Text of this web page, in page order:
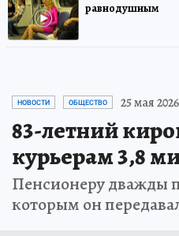
равнодушным
НОВОСТИ ОБЩЕСТВО 25 мая
83-летний
курьерам 3,8
Пенсионеру дважды
которым он